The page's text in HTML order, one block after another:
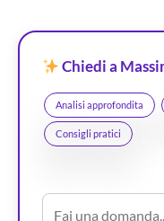
Chiedi a
Analisi approfondita
Consigli pratici